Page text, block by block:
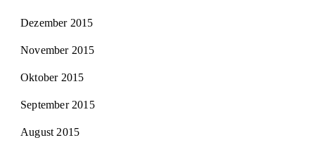
Dezember 2015
November 2015
Oktober 2015
September 2015
August 2015